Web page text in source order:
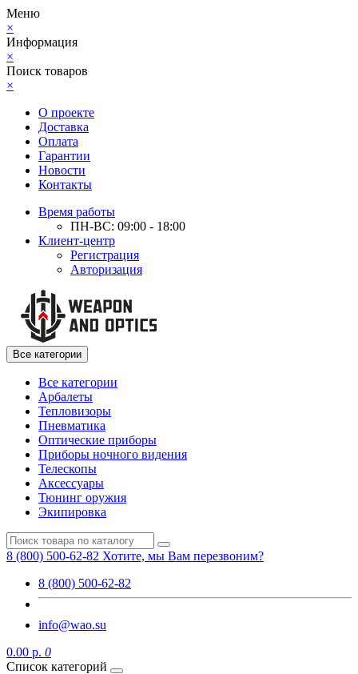
Меню
×
Информация
×
Поиск товаров
×
О проекте
Доставка
Оплата
Гарантии
Новости
Контакты
Время работы
ПН-ВС: 09:00 - 18:00
Клиент-центр
Регистрация
Авторизация
Все категории
Все категории
Арбалеты
Тепловизоры
Пневматика
Оптические приборы
Приборы ночного видения
Телескопы
Аксессуары
Тюнинг оружия
Экипировка
8 (800) 500-62-82 Хотите, мы Вам перезвоним?
8 (800) 500-62-82
info@wao.su
0.00 р. 0
Список категорий